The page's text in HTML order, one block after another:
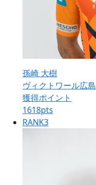
孫崎 大樹
ヴィクトワール広島
獲得ポイント
1618pts
RANK3